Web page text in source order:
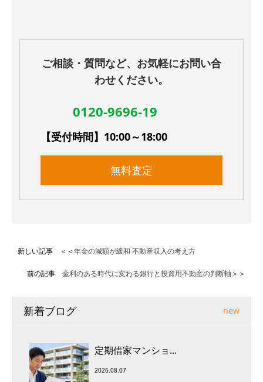
ご相談・質問など、お気軽にお問い合
わせください。
0120-9696-19
【受付時間】10:00～18:00
無料査定
新しい記事 ＜＜年金の減額が緩和 不動産収入の考え方
前の記事 金利のある時代に変わる銀行と投資用不動産の判断軸 ＞＞
新着ブログ new
定期借家マンショ...
2026.08.07